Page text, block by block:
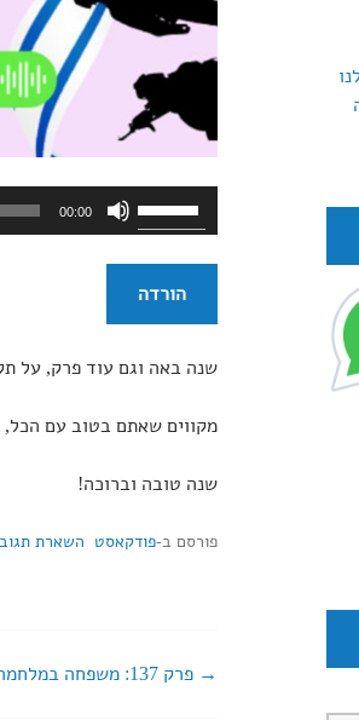
נגן
אודיו
00:00
במקש
כדי
להנמיך
שמע.
הורדה
שנה באה וגם עוד פרק, על
מקווים שאתם בטוב עם
שנה טובה וברוכה!
פורסם ב-פודקאסט השארת
ניווט
פרק 137: משפחה במלחמה – בלתמ